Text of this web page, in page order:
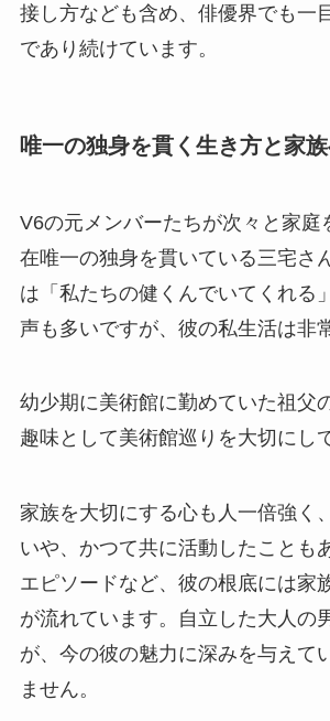
接し方なども含め、俳優界でも一
であり続けています。
唯一の独身を貫く生き方と家
V6の元メンバーたちが次々と家庭
在唯一の独身を貫いている三宅さ
は「私たちの健くんでいてくれる
声も多いですが、彼の私生活は非
幼少期に美術館に勤めていた祖父
趣味として美術館巡りを大切にし
家族を大切にする心も人一倍強く
いや、かつて共に活動したことも
エピソードなど、彼の根底には家
が流れています。自立した大人の
が、今の彼の魅力に深みを与えて
ません。